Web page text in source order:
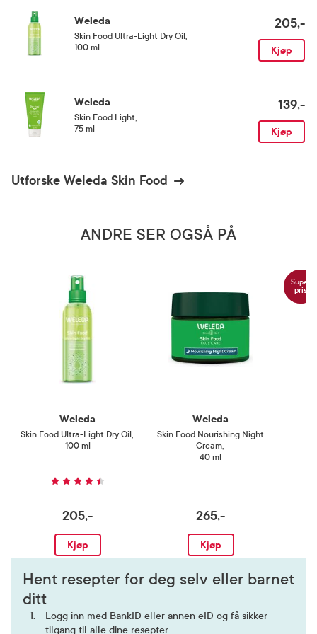
Weleda
Skin Food Ultra-Light Dry Oil
100 ml
205,-
Kjøp
Weleda
Skin Food Light
75 ml
139,-
Kjøp
Utforske Weleda Skin Food
ANDRE SER OGSÅ PÅ
Weleda
Skin Food Ultra-Light Dry Oil ,
100 ml
205,-
Kjøp
Weleda
Skin Food Nourishing Night
Cream,
40 ml
265,-
Kjøp
Super
pris
Hent resepter for deg selv eller barnet
ditt
Logg inn med BankID eller annen eID og få sikker
tilgang til alle dine resepter